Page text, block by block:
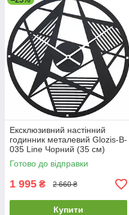
простий обмін та
Ексклюзивний настінний
годинник металевий Glozis-B-
035 Line Чорний (35 см)
[Метал, Відкритий]
Готово до відправки
1 995 ₴ 2 660 ₴
Купити